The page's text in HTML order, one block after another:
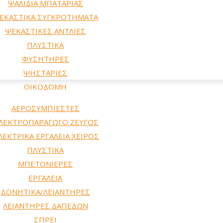
ΨΑΛΙΔΙΑ ΜΠΑΤΑΡΙΑΣ
ΣΥΓΚΡΟΤΗΜΑΤΑ
ΨΕΚΑΣΤΙΚΕΣ ΑΝΤΛΙΕΣ
ΠΛΥΣΤΙΚΑ
ΦΥΣΗΤΗΡΕΣ
ΨΗΣΤΑΡΙΕΣ
ΟΙΚΟΔΟΜΗ
ΑΕΡΟΣΥΜΠΙΕΣΤΕΣ
ΖΕΥΓΟΣ
ΕΡΓΑΛΕΙΑ ΧΕΙΡΟΣ
ΠΛΥΣΤΙΚΑ
ΜΠΕΤΟΝΙΕΡΕΣ
ΕΡΓΑΛΕΙΑ
ΔΟΝΗΤΙΚΑ/ΛΕΙΑΝΤΗΡΕΣ
ΛΕΙΑΝΤΗΡΕΣ ΔΑΠΕΔΩΝ
ΣΠΡΕΙ